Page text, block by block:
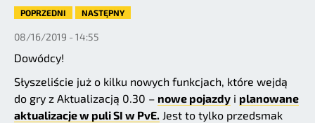
POPRZEDNI NASTĘPNY
08/16/2019 - 14:55
Dowódcy!
Słyszeliście już o kilku nowych funkcjach, które wejdą
do gry z Aktualizacją 0.30 – nowe pojazdy i planowane
aktualizacje w puli SI w PvE. Jest to tylko przedsmak